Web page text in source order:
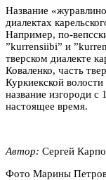
Название
диалектах
Например, по-
”kurrensiibi” и
тверском диалекте
Коваленко, часть
Куркиекской
название изгороди с
настоящее время.
Автор: Сергей
Фото Марины